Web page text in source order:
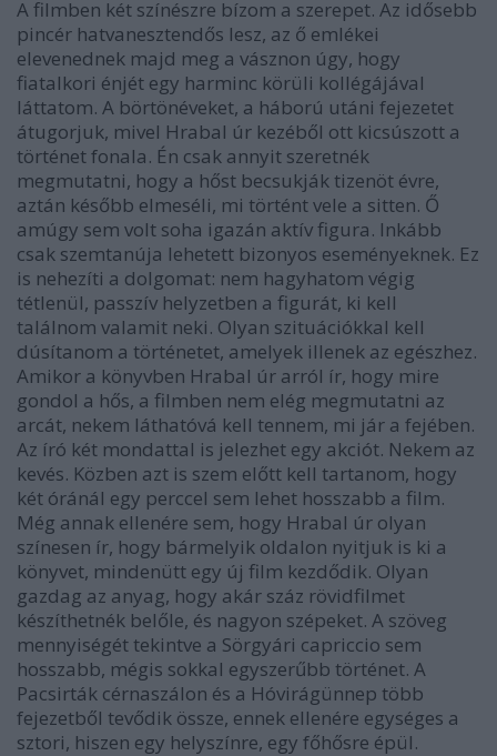
A filmben két színészre bízom a szerepet. Az idősebb
pincér hatvanesztendős lesz, az ő emlékei
elevenednek majd meg a vásznon úgy, hogy
fiatalkori énjét egy harminc körüli kollégájával
láttatom. A börtönéveket, a háború utáni fejezetet
átugorjuk, mivel Hrabal úr kezéből ott kicsúszott a
történet fonala. Én csak annyit szeretnék
megmutatni, hogy a hőst becsukják tizenöt évre,
aztán később elmeséli, mi történt vele a sitten. Ő
amúgy sem volt soha igazán aktív figura. Inkább
csak szemtanúja lehetett bizonyos eseményeknek. Ez
is nehezíti a dolgomat: nem hagyhatom végig
tétlenül, passzív helyzetben a figurát, ki kell
találnom valamit neki. Olyan szituációkkal kell
dúsítanom a történetet, amelyek illenek az egészhez.
Amikor a könyvben Hrabal úr arról ír, hogy mire
gondol a hős, a filmben nem elég megmutatni az
arcát, nekem láthatóvá kell tennem, mi jár a fejében.
Az író két mondattal is jelezhet egy akciót. Nekem az
kevés. Közben azt is szem előtt kell tartanom, hogy
két óránál egy perccel sem lehet hosszabb a film.
Még annak ellenére sem, hogy Hrabal úr olyan
színesen ír, hogy bármelyik oldalon nyitjuk is ki a
könyvet, mindenütt egy új film kezdődik. Olyan
gazdag az anyag, hogy akár száz rövidfilmet
készíthetnék belőle, és nagyon szépeket. A szöveg
mennyiségét tekintve a Sörgyári capriccio sem
hosszabb, mégis sokkal egyszerűbb történet. A
Pacsirták cérnaszálon és a Hóvirágünnep több
fejezetből tevődik össze, ennek ellenére egységes a
sztori, hiszen egy helyszínre, egy főhősre épül.